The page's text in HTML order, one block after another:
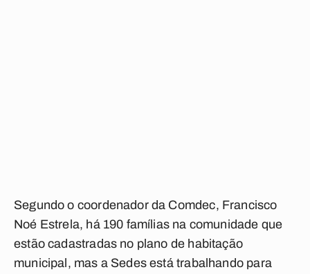
Segundo o coordenador da Comdec, Francisco
Noé Estrela, há 190 famílias na comunidade que
estão cadastradas no plano de habitação
municipal, mas a Sedes está trabalhando para